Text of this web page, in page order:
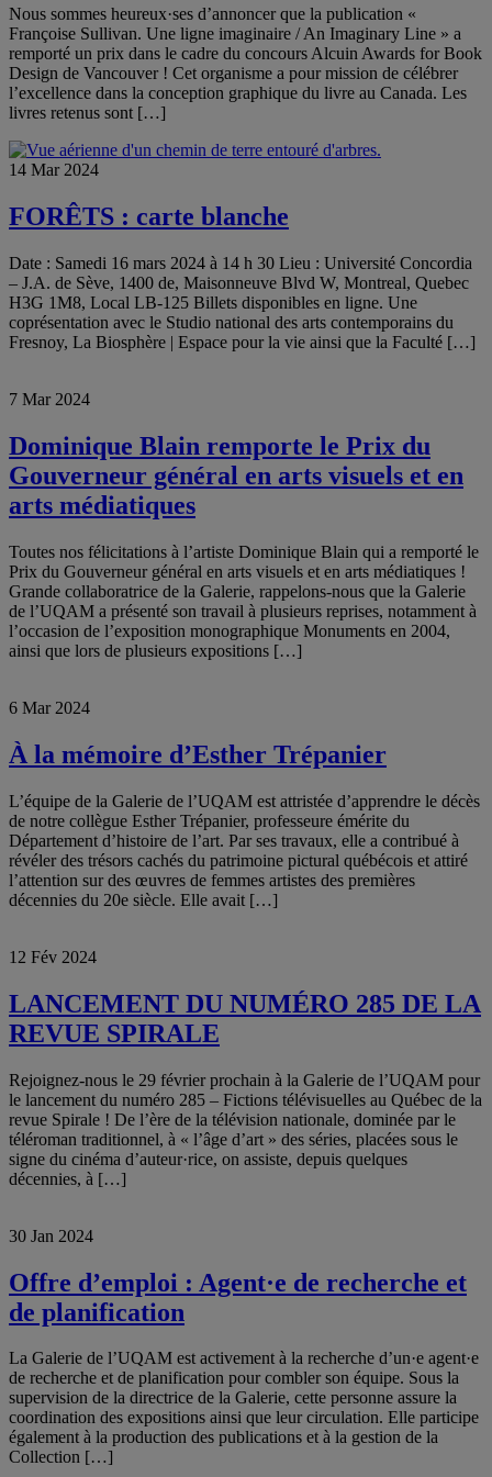
Nous sommes heureux·ses d’annoncer que la publication «
Françoise Sullivan. Une ligne imaginaire / An Imaginary Line » a
remporté un prix dans le cadre du concours Alcuin Awards for Book
Design de Vancouver ! Cet organisme a pour mission de célébrer
l’excellence dans la conception graphique du livre au Canada. Les
livres retenus sont […]
14 Mar 2024
FORÊTS : carte blanche
Date : Samedi 16 mars 2024 à 14 h 30 Lieu : Université Concordia
– J.A. de Sève, 1400 de, Maisonneuve Blvd W, Montreal, Quebec
H3G 1M8, Local LB-125 Billets disponibles en ligne. Une
coprésentation avec le Studio national des arts contemporains du
Fresnoy, La Biosphère | Espace pour la vie ainsi que la Faculté […]
7 Mar 2024
Dominique Blain remporte le Prix du
Gouverneur général en arts visuels et en
arts médiatiques
Toutes nos félicitations à l’artiste Dominique Blain qui a remporté le
Prix du Gouverneur général en arts visuels et en arts médiatiques !
Grande collaboratrice de la Galerie, rappelons-nous que la Galerie
de l’UQAM a présenté son travail à plusieurs reprises, notamment à
l’occasion de l’exposition monographique Monuments en 2004,
ainsi que lors de plusieurs expositions […]
6 Mar 2024
À la mémoire d’Esther Trépanier
L’équipe de la Galerie de l’UQAM est attristée d’apprendre le décès
de notre collègue Esther Trépanier, professeure émérite du
Département d’histoire de l’art. Par ses travaux, elle a contribué à
révéler des trésors cachés du patrimoine pictural québécois et attiré
l’attention sur des œuvres de femmes artistes des premières
décennies du 20e siècle. Elle avait […]
12 Fév 2024
LANCEMENT DU NUMÉRO 285 DE LA
REVUE SPIRALE
Rejoignez-nous le 29 février prochain à la Galerie de l’UQAM pour
le lancement du numéro 285 – Fictions télévisuelles au Québec de la
revue Spirale ! De l’ère de la télévision nationale, dominée par le
téléroman traditionnel, à « l’âge d’art » des séries, placées sous le
signe du cinéma d’auteur·rice, on assiste, depuis quelques
décennies, à […]
30 Jan 2024
Offre d’emploi : Agent·e de recherche et
de planification
La Galerie de l’UQAM est activement à la recherche d’un·e agent·e
de recherche et de planification pour combler son équipe. Sous la
supervision de la directrice de la Galerie, cette personne assure la
coordination des expositions ainsi que leur circulation. Elle participe
également à la production des publications et à la gestion de la
Collection […]